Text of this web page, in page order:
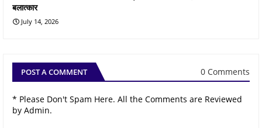
बलात्कार
July 14, 2026
POST A COMMENT 0 Comments
* Please Don't Spam Here. All the Comments are Reviewed
by Admin.